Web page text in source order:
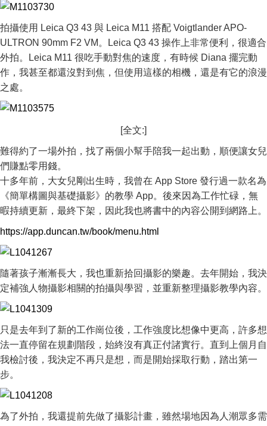
拍攝使用 Leica Q3 43 與 Leica M11 搭配 Voigtlander APO-
ULTRON 90mm F2 VM。Leica Q3 43 操作上非常便利，很適合
外拍。Leica M11 很吃手動對焦的速度，有時候 Diana 擺完動
作，我甚至都還沒對到焦，但使用這樣的相機，還是有它的浪漫
之處。
[全文:]
難得約了一場外拍，找了兩個小幫手陪我一起出動，順便讓女兒
們賺點零用錢。
十多年前，大女兒剛出生時，我曾在 App Store 發行過一款名為
《簡單構圖與基礎攝影》的教學 App。後來因為工作忙碌，無
暇持續更新，最終下架，因此我也將書中的內容公開到網路上。
https://app.duncan.tw/book/menu.html
隨著孩子漸漸長大，我也重新拾回攝影的樂趣。去年開始，我決
定補強人物攝影相關的拍攝與學習，並重新整理攝影教學內容。
只是去年到了新的工作崗位後，工作強度比想像中更高，許多想
法一直停留在規劃階段，始終沒有真正付諸實行。直到上個月自
我檢討後，我決定不再只是想，而是開始採取行動，踏出第一
步。
為了外拍，我還提前先做了攝影計畫，雖然場地因為人潮眾多需